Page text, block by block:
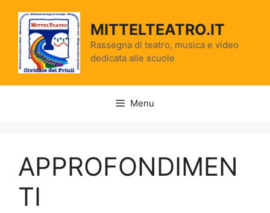
MITTELTEATRO.IT
Rassegna di teatro, musica e video
dedicata alle scuole
Menu
APPROFONDIMEN
TI